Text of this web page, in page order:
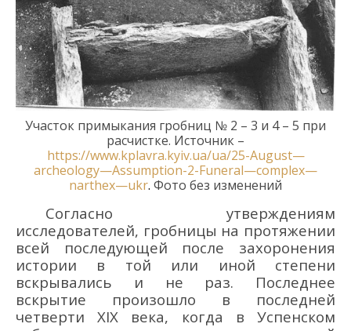
Участок примыкания гробниц № 2 – 3 и 4– 5 при
расчистке. Источник –
https://www.kplavra.kyiv.ua/ua/25-August—
archeology—Assumption-2-Funeral—complex—
narthex—ukr. Фото без изменений
Согласно утверждениям
исследователей, гробницы на протяжении
всей последующей после захоронения
истории в той или иной степени
вскрывались и не раз. Последнее
вскрытие произошло в последней
четвертиXIX века, когда вУспенском